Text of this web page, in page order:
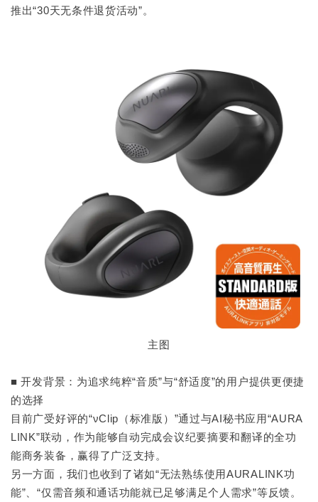
推出“30天无条件退货活动”。
主图
■ 开发背景：为追求纯粹“音质”与“舒适度”的用户提供更便捷
的选择
目前广受好评的“νClip（标准版）”通过与AI秘书应用“AURA
LINK”联动，作为能够自动完成会议纪要摘要和翻译的全功
能商务装备，赢得了广泛支持。
另一方面，我们也收到了诸如“无法熟练使用AURALINK功
能”、“仅需音频和通话功能就已足够满足个人需求”等反馈。